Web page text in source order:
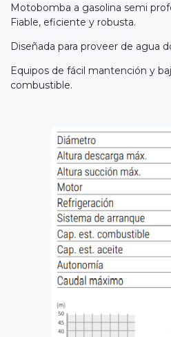
Motobomba a gasolina semi
Fiable, eficiente y robusta.
Diseñada para proveer de agua
Equipos de fácil mantención y
combustible.